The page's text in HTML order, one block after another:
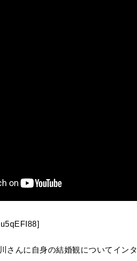
さんに自身の結婚観についてイン